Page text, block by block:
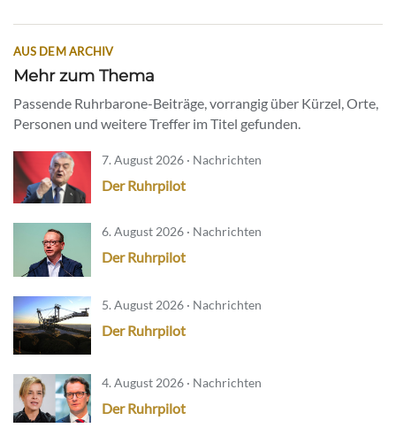
AUS DEM ARCHIV
Mehr zum Thema
Passende Ruhrbarone-Beiträge, vorrangig über Kürzel, Orte,
Personen und weitere Treffer im Titel gefunden.
7. August 2026 · Nachrichten
Der Ruhrpilot
6. August 2026 · Nachrichten
Der Ruhrpilot
5. August 2026 · Nachrichten
Der Ruhrpilot
4. August 2026 · Nachrichten
Der Ruhrpilot